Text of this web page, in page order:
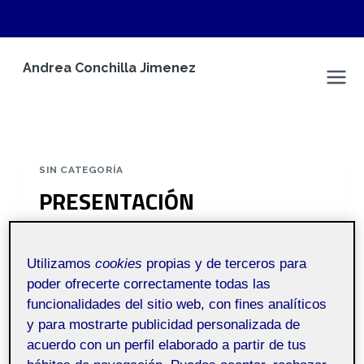
Andrea Conchilla Jimenez
SIN CATEGORÍA
PRESENTACIÓN
Comunicacion y
contenidos en
social media aula 1
Pública
Utilizamoscookies propias y de terceros para
poder ofrecerte correctamente todas las
funcionalidades del sitio web, con fines analíticos
y para mostrarte publicidad personalizada de
acuerdo con un perfil elaborado a partir de tus